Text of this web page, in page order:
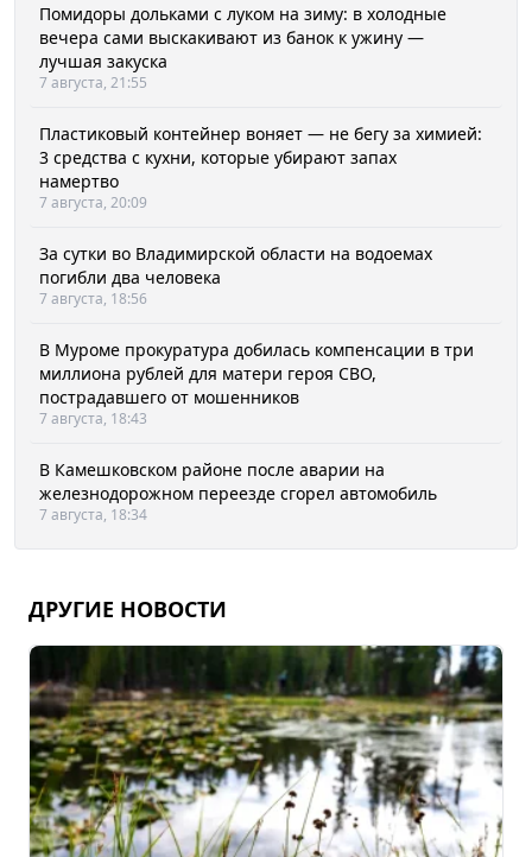
Помидоры дольками с луком на зиму: в холодные
вечера сами выскакивают из банок к ужину —
лучшая закуска
7 августа, 21:55
Пластиковый контейнер воняет — не бегу за химией:
3 средства с кухни, которые убирают запах
намертво
7 августа, 20:09
За сутки во Владимирской области на водоемах
погибли два человека
7 августа, 18:56
В Муроме прокуратура добилась компенсации в три
миллиона рублей для матери героя СВО,
пострадавшего от мошенников
7 августа, 18:43
В Камешковском районе после аварии на
железнодорожном переезде сгорел автомобиль
7 августа, 18:34
ДРУГИЕ НОВОСТИ